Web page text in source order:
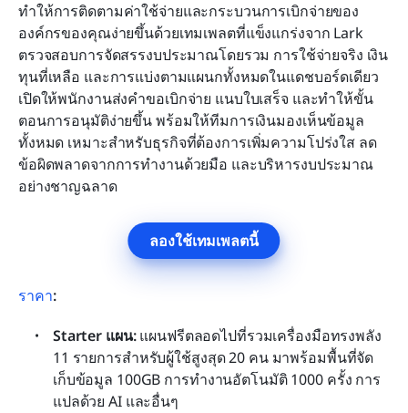
ทำให้การติดตามค่าใช้จ่ายและกระบวนการเบิกจ่ายของ
องค์กรของคุณง่ายขึ้นด้วยเทมเพลตที่แข็งแกร่งจาก Lark
ตรวจสอบการจัดสรรงบประมาณโดยรวม การใช้จ่ายจริง เงิน
ทุนที่เหลือ และการแบ่งตามแผนกทั้งหมดในแดชบอร์ดเดียว
เปิดให้พนักงานส่งคำขอเบิกจ่าย แนบใบเสร็จ และทำให้ขั้น
ตอนการอนุมัติง่ายขึ้น พร้อมให้ทีมการเงินมองเห็นข้อมูล
ทั้งหมด เหมาะสำหรับธุรกิจที่ต้องการเพิ่มความโปร่งใส ลด
ข้อผิดพลาดจากการทำงานด้วยมือ และบริหารงบประมาณ
อย่างชาญฉลาด
ลองใช้เทมเพลตนี้
ราคา:
Starter แผน: แผนฟรีตลอดไปที่รวมเครื่องมือทรงพลัง
11 รายการสำหรับผู้ใช้สูงสุด 20 คน มาพร้อมพื้นที่จัด
เก็บข้อมูล 100GB การทำงานอัตโนมัติ 1000 ครั้ง การ
แปลด้วย AI และอื่นๆ